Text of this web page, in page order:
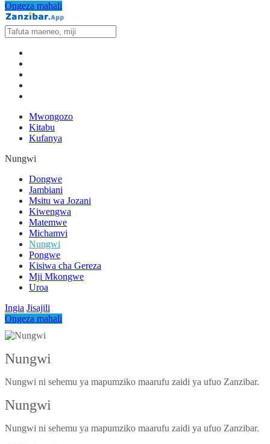
Ongeza mahali
Mwongozo
Kitabu
Kufanya
Nungwi
Dongwe
Jambiani
Msitu wa Jozani
Kiwengwa
Matemwe
Michamvi
Nungwi
Pongwe
Kisiwa cha Gereza
Mji Mkongwe
Uroa
Ingia Jisajili
Ongeza mahali
Nungwi
Nungwi ni sehemu ya mapumziko maarufu zaidi ya ufuo Zanzibar.
Nungwi
Nungwi ni sehemu ya mapumziko maarufu zaidi ya ufuo Zanzibar.